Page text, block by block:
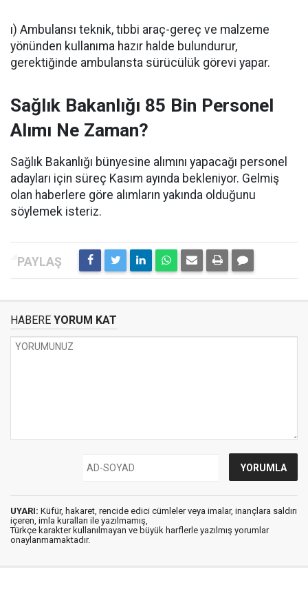
ı) Ambulansı teknik, tıbbi araç-gereç ve malzeme
yönünden kullanıma hazır halde bulundurur,
gerektiğinde ambulansta sürücülük görevi yapar.
Sağlık Bakanlığı 85 Bin Personel
Alımı Ne Zaman?
Sağlık Bakanlığı bünyesine alımını yapacağı personel
adayları için süreç Kasım ayında bekleniyor. Gelmiş
olan haberlere göre alımların yakında olduğunu
söylemek isteriz.
HABERE YORUM KAT
UYARI: Küfür, hakaret, rencide edici cümleler veya imalar, inançlara saldırı
içeren, imla kuralları ile yazılmamış,
Türkçe karakter kullanılmayan ve büyük harflerle yazılmış yorumlar
onaylanmamaktadır.